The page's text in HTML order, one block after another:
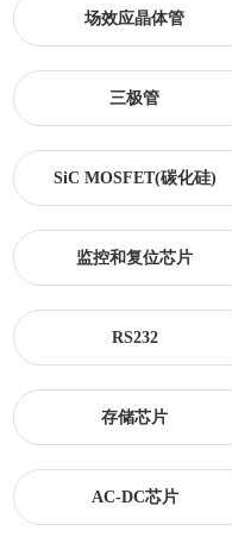
场效应晶体管
三极管
SiC MOSFET(碳化硅)
监控和复位芯片
RS232
存储芯片
AC-DC芯片